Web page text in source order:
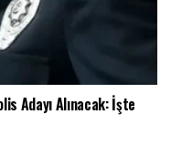
Adayı Alınacak: İşte